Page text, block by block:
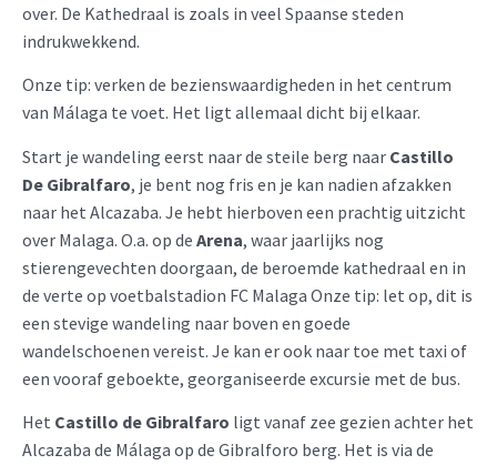
over. De Kathedraal is zoals in veel Spaanse steden
indrukwekkend.
Onze tip: verken de bezienswaardigheden in het centrum
van Málaga te voet. Het ligt allemaal dicht bij elkaar.
Start je wandeling eerst naar de steile berg naar Castillo
De Gibralfaro, je bent nog fris en je kan nadien afzakken
naar het Alcazaba. Je hebt hierboven een prachtig uitzicht
over Malaga. O.a. op de Arena, waar jaarlijks nog
stierengevechten doorgaan, de beroemde kathedraal en in
de verte op voetbalstadion FC Malaga Onze tip: let op, dit is
een stevige wandeling naar boven en goede
wandelschoenen vereist. Je kan er ook naar toe met taxi of
een vooraf geboekte, georganiseerde excursie met de bus.
Het Castillo de Gibralfaro ligt vanaf zee gezien achter het
Alcazaba de Málaga op de Gibralforo berg. Het is via de